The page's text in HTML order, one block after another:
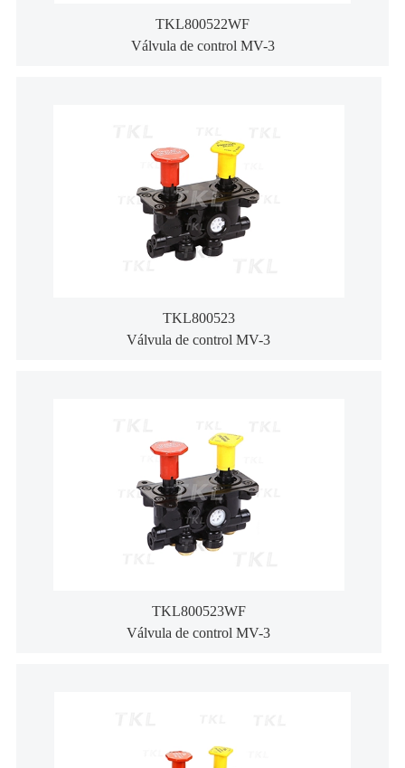
TKL800522WF
Válvula de control MV-3
TKL800523
Válvula de control MV-3
TKL800523WF
Válvula de control MV-3